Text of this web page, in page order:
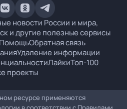
новости России и мира,
и другие полезные сервисы
Обратная связь
Удаление информации
ЛайкиТоп-100
проекты
ресурсе применяются